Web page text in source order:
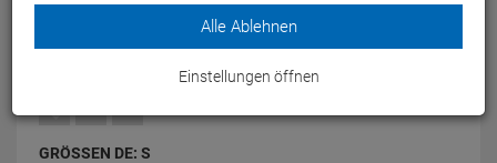
nach dem Sport bestens versorgt.
GRÖSSEN DE: S
Alle Ablehnen
Einstellungen öffnen